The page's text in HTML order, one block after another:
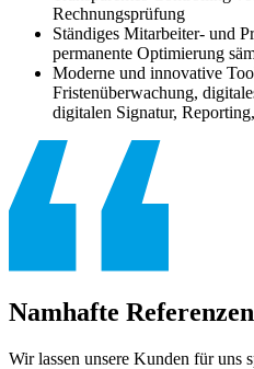
Rechnungsprüfung
Ständiges Mitarbeiter- und
permanente Optimierung
Moderne und innovative
Fristenüberwachung,
digitalen Signatur,
Namhafte Referenzen
Wir lassen unsere Kunden für uns